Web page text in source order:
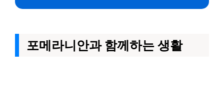
포메라니안과 함께하는 생활